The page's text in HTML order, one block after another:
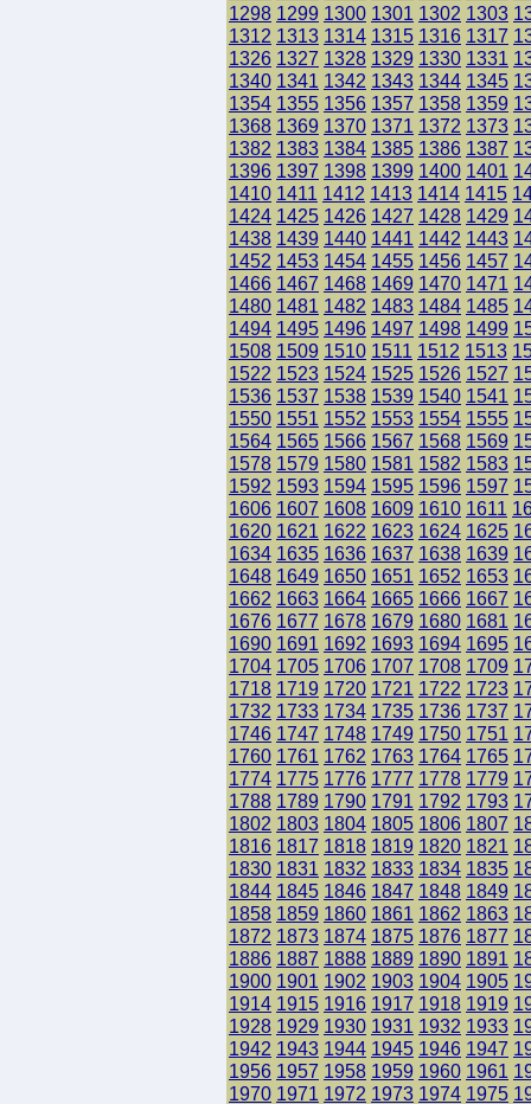
1298 1299 1300 1301 1302 1303
1312 1313 1314 1315 1316 1317
1326 1327 1328 1329 1330 1331
1340 1341 1342 1343 1344 1345
1354 1355 1356 1357 1358 1359
1368 1369 1370 1371 1372 1373
1382 1383 1384 1385 1386 1387
1396 1397 1398 1399 1400 1401
1410 1411 1412 1413 1414 1415
1424 1425 1426 1427 1428 1429
1438 1439 1440 1441 1442 1443
1452 1453 1454 1455 1456 1457
1466 1467 1468 1469 1470 1471
1480 1481 1482 1483 1484 1485
1494 1495 1496 1497 1498 1499
1508 1509 1510 1511 1512 1513
1522 1523 1524 1525 1526 1527
1536 1537 1538 1539 1540 1541
1550 1551 1552 1553 1554 1555
1564 1565 1566 1567 1568 1569
1578 1579 1580 1581 1582 1583
1592 1593 1594 1595 1596 1597
1606 1607 1608 1609 1610 1611
1620 1621 1622 1623 1624 1625
1634 1635 1636 1637 1638 1639
1648 1649 1650 1651 1652 1653
1662 1663 1664 1665 1666 1667
1676 1677 1678 1679 1680 1681
1690 1691 1692 1693 1694 1695
1704 1705 1706 1707 1708 1709
1718 1719 1720 1721 1722 1723
1732 1733 1734 1735 1736 1737
1746 1747 1748 1749 1750 1751
1760 1761 1762 1763 1764 1765
1774 1775 1776 1777 1778 1779
1788 1789 1790 1791 1792 1793
1802 1803 1804 1805 1806 1807
1816 1817 1818 1819 1820 1821
1830 1831 1832 1833 1834 1835
1844 1845 1846 1847 1848 1849
1858 1859 1860 1861 1862 1863
1872 1873 1874 1875 1876 1877
1886 1887 1888 1889 1890 1891
1900 1901 1902 1903 1904 1905
1914 1915 1916 1917 1918 1919
1928 1929 1930 1931 1932 1933
1942 1943 1944 1945 1946 1947
1956 1957 1958 1959 1960 1961
1970 1971 1972 1973 1974 1975